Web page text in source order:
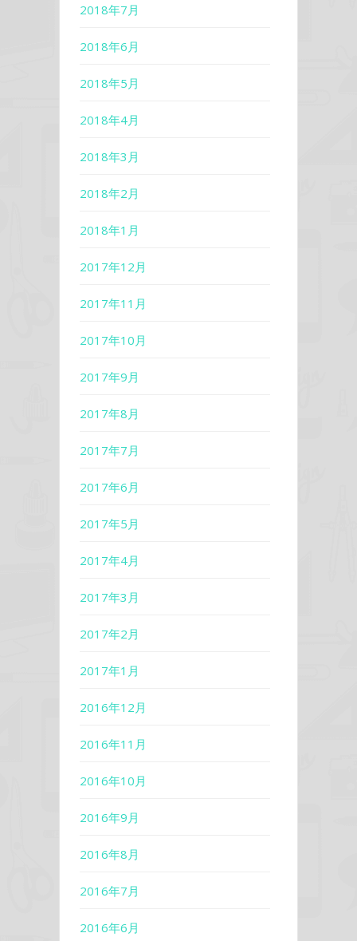
2018年7月
2018年6月
2018年5月
2018年4月
2018年3月
2018年2月
2018年1月
2017年12月
2017年11月
2017年10月
2017年9月
2017年8月
2017年7月
2017年6月
2017年5月
2017年4月
2017年3月
2017年2月
2017年1月
2016年12月
2016年11月
2016年10月
2016年9月
2016年8月
2016年7月
2016年6月